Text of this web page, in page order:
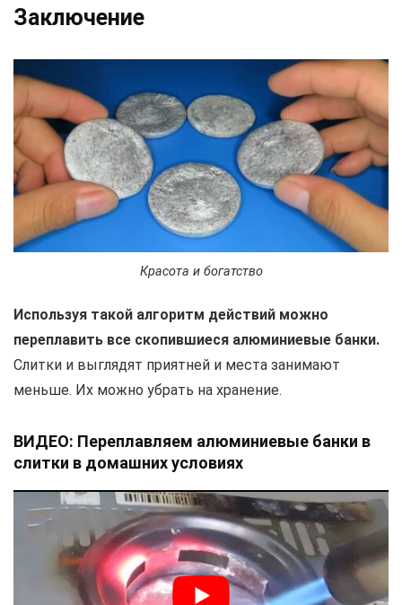
Заключение
Красота и богатство
Используя такой алгоритм действий можно
переплавить все скопившиеся алюминиевые банки.
Слитки и выглядят приятней и места занимают
меньше. Их можно убрать на хранение.
ВИДЕО: Переплавляем алюминиевые банки в
слитки в домашних условиях